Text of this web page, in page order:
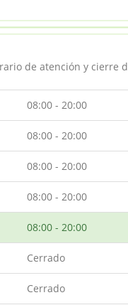
de atención y cierre
08:00 - 20:00
08:00 - 20:00
08:00 - 20:00
08:00 - 20:00
08:00 - 20:00
Cerrado
Cerrado